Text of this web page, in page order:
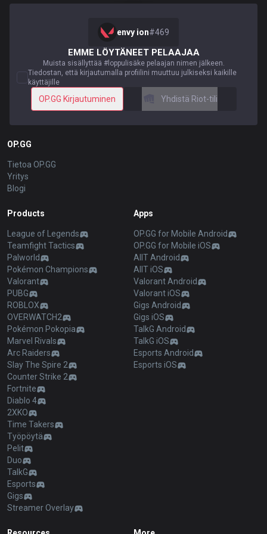
envy ion#469
EMME LÖYTÄNEET PELAAJAA
Muista sisällyttää #loppulisäke pelaajan nimen jälkeen.
Tiedostan, että kirjautumalla profiilini muuttuu julkiseksi kaikille
käyttäjille
OP.GG Kirjautuminen Yhdistä Riot-tili
OP.GG
Tietoa OP.GG
Yritys
Blogi
Products
League of Legends
Teamfight Tactics
Palworld
Pokémon Champions
Valorant
PUBG
ROBLOX
OVERWATCH2
Pokémon Pokopia
Marvel Rivals
Arc Raiders
Slay The Spire 2
Counter Strike 2
Fortnite
Diablo 4
2XKO
Time Takers
Työpöytä
Pelit
Duo
TalkG
Esports
Gigs
Streamer Overlay
Apps
OP.GG for Mobile Android
OP.GG for Mobile iOS
AllT Android
AllT iOS
Valorant Android
Valorant iOS
Gigs Android
Gigs iOS
TalkG Android
TalkG iOS
Esports Android
Esports iOS